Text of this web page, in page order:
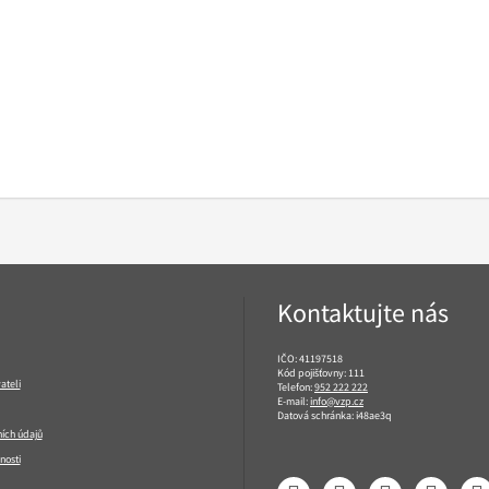
údajů
Kontaktujte nás
IČO: 41197518
Kód pojišťovny: 111
Telefon:952 222 222
E-mail:info@vzp.cz
Datová schránka: i48ae3q
FacebookLinkedIn YouTube Instagram